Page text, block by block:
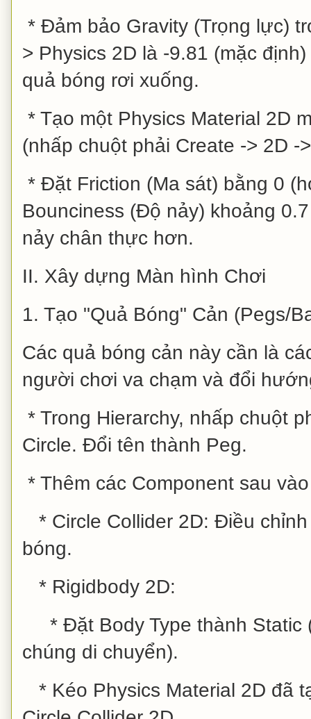
* Đảm bảo Gravity (Trọng lực)
> Physics 2D là -9.81 (mặc
quả bóng rơi xuống.
* Tạo một Physics Material 2D
(nhấp chuột phải Create -> 2D -
* Đặt Friction (Ma sát) bằng 0
Bounciness (Độ nảy) khoảng
nảy chân thực hơn.
II. Xây dựng Màn hình Chơi
1. Tạo "Quả Bóng" Cản (Pegs/
Các quả bóng cản này cần là
người chơi va chạm và đổi
* Trong Hierarchy, nhấp chuột
Circle. Đổi tên thành Peg.
* Thêm các Component sau
* Circle Collider 2D: Điều
bóng.
* Rigidbody 2D:
* Đặt Body Type thành Static
chúng di chuyển).
* Kéo Physics Material 2D đã